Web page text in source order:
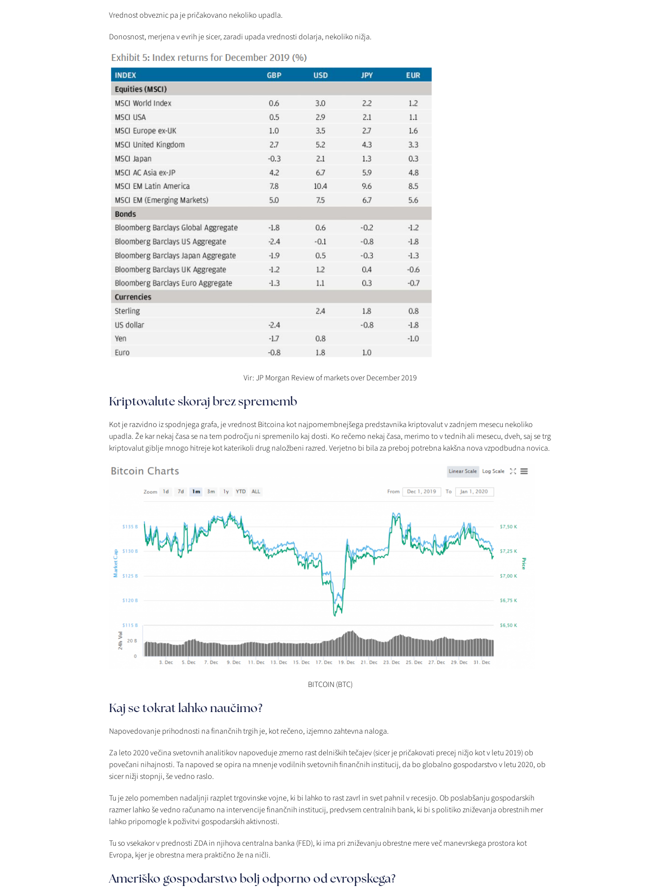
Vrednost obveznic pa je pričakovano nekoliko upadla.
Donosnost, merjena v evrih je sicer, zaradi upada vrednosti dolarja, nekoliko nižja.
Vir: JP Morgan Review of markets over December 2019
Kriptovalute skoraj brez sprememb
Kot je razvidno iz spodnjega grafa, je vrednost Bitcoina kot najpomembnejšega predstavnika kriptovalut v zadnjem mesecu nekoliko
upadla. Že kar nekaj časa se na tem področju ni spremenilo kaj dosti. Ko rečemo nekaj časa, merimo to v tednih ali mesecu, dveh, saj se trg
kriptovalut giblje mnogo hitreje kot katerikoli drug naložbeni razred. Verjetno bi bila za preboj potrebna kakšna nova vzpodbudna novica.
BITCOIN (BTC)
Kaj se tokrat lahko naučimo?
Napovedovanje prihodnosti na finančnih trgih je, kot rečeno, izjemno zahtevna naloga.
Za leto 2020 večina svetovnih analitikov napoveduje zmerno rast delniških tečajev (sicer je pričakovati precej nižjo kot v letu 2019) ob
povečani nihajnosti. Ta napoved se opira na mnenje vodilnih svetovnih finančnih institucij, da bo globalno gospodarstvo v letu 2020, ob
sicer nižji stopnji, še vedno raslo.
Tu je zelo pomemben nadaljnji razplet trgovinske vojne, ki bi lahko to rast zavrl in svet pahnil v recesijo. Ob poslabšanju gospodarskih
razmer lahko še vedno računamo na intervencije finančnih institucij, predvsem centralnih bank, ki bi s politiko zniževanja obrestnih mer
lahko pripomogle k poživitvi gospodarskih aktivnosti.
Tu so vsekakor v prednosti ZDA in njihova centralna banka (FED), ki ima pri zniževanju obrestne mere več manevrskega prostora kot
Evropa, kjer je obrestna mera praktično že na ničli.
Ameriško gospodarstvo bolj odporno od evropskega?